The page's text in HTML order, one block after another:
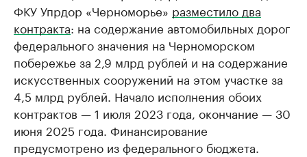
ФКУ Упрдор «Черноморье» разместило два
контракта: на содержание автомобильных дорог
федерального значения на Черноморском
побережье за 2,9 млрд рублей и на содержание
искусственных сооружений на этом участке за
4,5 млрд рублей. Начало исполнения обоих
контрактов — 1 июля 2023 года, окончание — 30
июня 2025 года. Финансирование
предусмотрено из федерального бюджета.